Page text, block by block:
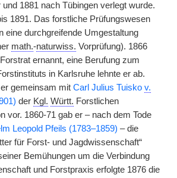
1881 nach Tübingen verlegt wurde.
1891. Das forstliche Prüfungswesen
eine durchgreifende Umgestaltung
math.-naturwiss. Vorprüfung). 1866
Forstrat ernannt, eine Berufung zum
in Karlsruhe lehnte er ab.
gemeinsam mit Carl Julius Tuisko v.
der Kgl. Württ. Forstlichen
vor. 1860-71 gab er – nach dem Tode
Leopold Pfeils (1783–1859) – die
für Forst- und Jagdwissenschaft“
Bemühungen um die Verbindung
und Forstpraxis erfolgte 1876 die